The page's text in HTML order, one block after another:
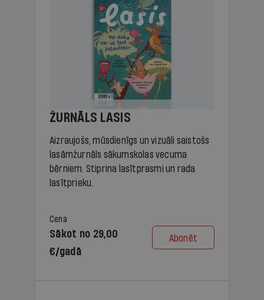
ŽURNĀLS LASIS
Aizraujošs, mūsdienīgs un vizuāli saistošs
lasāmžurnāls sākumskolas vecuma
bērniem. Stiprina lasītprasmi un rada
lasītprieku.
Cena
Sākot no 29,00
€/gadā
Abonēt